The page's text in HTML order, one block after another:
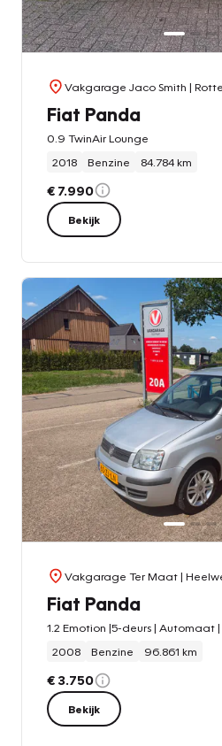
Vakgarage Jaco Smith |
Fiat Panda
0.9 TwinAir Lounge
2018
Benzine 84.784 km
€ 7.990
Bekijk
Vakgarage Ter Maat|
Fiat Panda
1.2 Emotion |5-deurs | Automaat
2008
Benzine 96.861 km
€ 3.750
Bekijk